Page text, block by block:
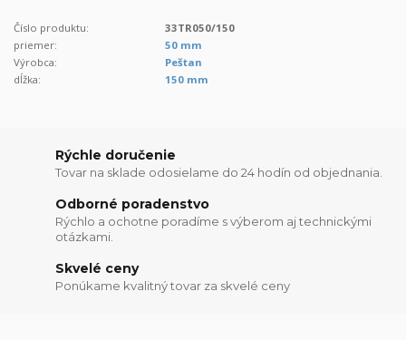
Číslo produktu:
33TR050/150
priemer:
50 mm
Výrobca:
Peštan
dĺžka:
150 mm
Rýchle doručenie
Tovar na sklade odosielame do 24 hodín od objednania.
Odborné poradenstvo
Rýchlo a ochotne poradíme s výberom aj technickými
otázkami.
Skvelé ceny
Ponúkame kvalitný tovar za skvelé ceny